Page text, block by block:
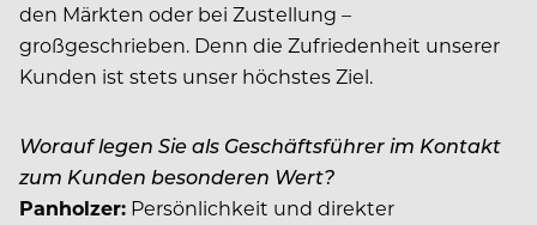
den Märkten oder bei Zustellung –
großgeschrieben. Denn die Zufriedenheit unserer
Kunden ist stets unser höchstes Ziel.
Worauf legen Sie als Geschäftsführer im Kontakt
zum Kunden besonderen Wert?
Panholzer: Persönlichkeit und direkter